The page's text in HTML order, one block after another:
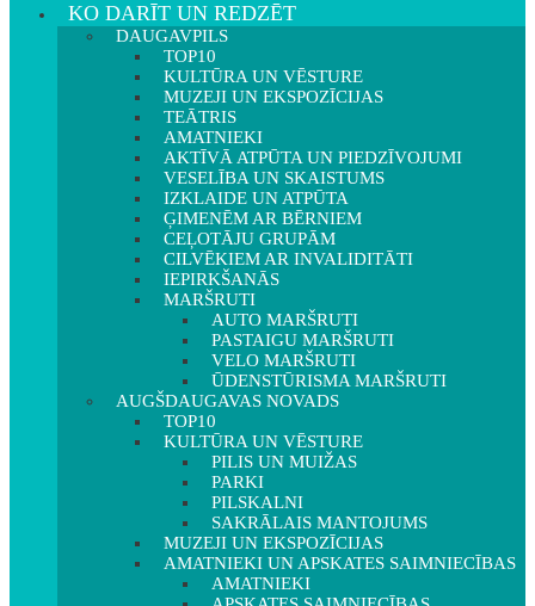
KO DARĪT UN REDZĒT
DAUGAVPILS
TOP10
KULTŪRA UN VĒSTURE
MUZEJI UN EKSPOZĪCIJAS
TEĀTRIS
AMATNIEKI
AKTĪVĀ ATPŪTA UN PIEDZĪVOJUMI
VESELĪBA UN SKAISTUMS
IZKLAIDE UN ATPŪTA
ĢIMENĒM AR BĒRNIEM
CEĻOTĀJU GRUPĀM
CILVĒKIEM AR INVALIDITĀTI
IEPIRKŠANĀS
MARŠRUTI
AUTO MARŠRUTI
PASTAIGU MARŠRUTI
VELO MARŠRUTI
ŪDENSTŪRISMA MARŠRUTI
AUGŠDAUGAVAS NOVADS
TOP10
KULTŪRA UN VĒSTURE
PILIS UN MUIŽAS
PARKI
PILSKALNI
SAKRĀLAIS MANTOJUMS
MUZEJI UN EKSPOZĪCIJAS
AMATNIEKI UN APSKATES SAIMNIECĪBAS
AMATNIEKI